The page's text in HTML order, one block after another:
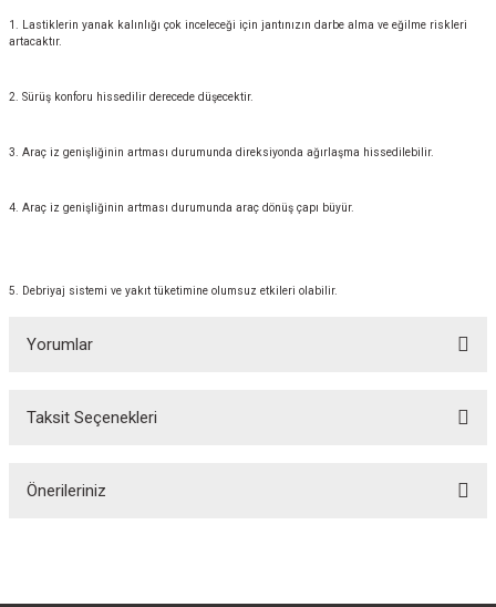
1. Lastiklerin yanak kalınlığı çok inceleceği için jantınızın darbe alma ve eğilme riskleri
artacaktır.
2. Sürüş konforu hissedilir derecede düşecektir.
3. Araç iz genişliğinin artması durumunda direksiyonda ağırlaşma hissedilebilir.
4. Araç iz genişliğinin artması durumunda araç dönüş çapı büyür.
5. Debriyaj sistemi ve yakıt tüketimine olumsuz etkileri olabilir.
Yorumlar
Bu ürüne ilk yorumu siz yapın!
Taksit Seçenekleri
Önerileriniz
Görüş ve önerileriniz için teşekkür ederiz.